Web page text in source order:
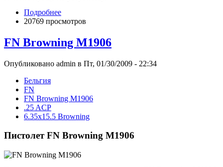
Подробнее
20769 просмотров
FN Browning M1906
Опубликовано admin в Пт, 01/30/2009 - 22:34
Бельгия
FN
FN Browning M1906
.25 ACP
6.35x15.5 Browning
Пистолет FN Browning M1906